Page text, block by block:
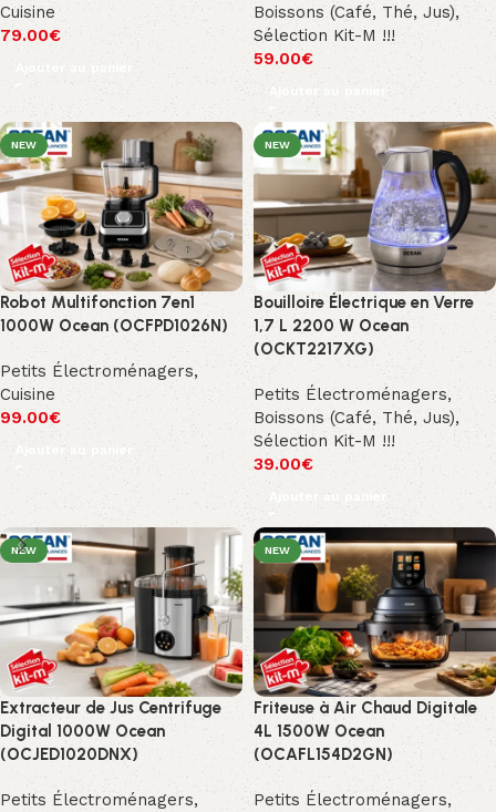
Cuisine
79.00€
Ajouter au panier
Boissons (Café, Thé, Jus),
Sélection Kit-M !!!
59.00€
Ajouter au panier
NEW
Robot Multifonction 7en1
1000W Ocean (OCFPD1026N)
Petits Électroménagers,
Cuisine
99.00€
Ajouter au panier
NEW
Bouilloire Électrique en Verre
1,7 L 2200 W Ocean
(OCKT2217XG)
Petits Électroménagers,
Boissons (Café, Thé, Jus),
Sélection Kit-M !!!
39.00€
Ajouter au panier
NEW
Extracteur de Jus Centrifuge
Digital 1000W Ocean
(OCJED1020DNX)
Petits Électroménagers,
NEW
Friteuse à Air Chaud Digitale
4L 1500W Ocean
(OCAFL154D2GN)
Petits Électroménagers,